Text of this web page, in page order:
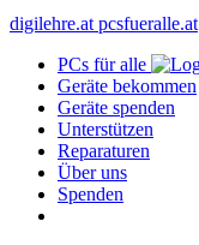
digilehre.at pcsfueralle.at
PCs für alle
Geräte bekommen
Geräte spenden
Unterstützen
Reparaturen
Über uns
Spenden